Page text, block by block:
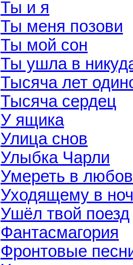
Ты и я
Ты меня позови
Ты мой сон
Ты ушла в
Тысяча лет
Тысяча сердец
У ящика
Улица снов
Улыбка Чарли
Умереть в
Уходящему в
Ушёл твой поезд
Фантасмагория
Фронтовые